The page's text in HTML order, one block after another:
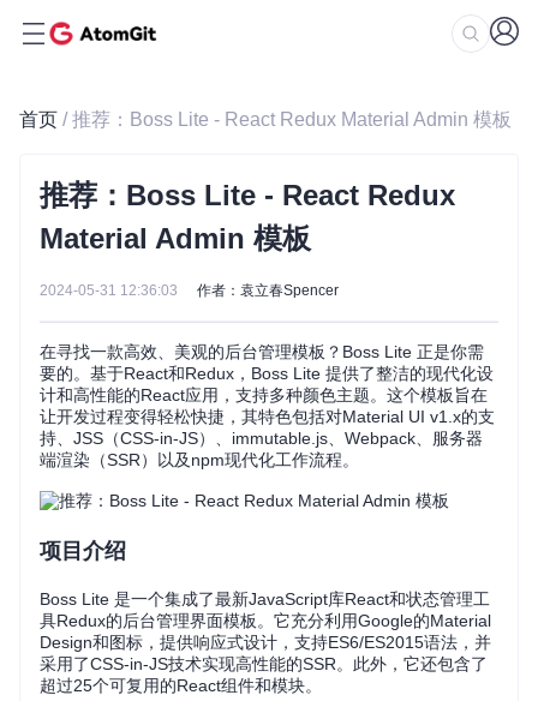
首页 / 推荐：Boss Lite - React Redux Material Admin 模板
推荐：Boss Lite - React Redux
Material Admin 模板
2024-05-31 12:36:03 作者：袁立春Spencer
在寻找一款高效、美观的后台管理模板？Boss Lite 正是你需
要的。基于React和Redux，Boss Lite 提供了整洁的现代化设
计和高性能的React应用，支持多种颜色主题。这个模板旨在
让开发过程变得轻松快捷，其特色包括对Material UI v1.x的支
持、JSS（CSS-in-JS）、immutable.js、Webpack、服务器
端渲染（SSR）以及npm现代化工作流程。
项目介绍
Boss Lite 是一个集成了最新JavaScript库React和状态管理工
具Redux的后台管理界面模板。它充分利用Google的Material
Design和图标，提供响应式设计，支持ES6/ES2015语法，并
采用了CSS-in-JS技术实现高性能的SSR。此外，它还包含了
超过25个可复用的React组件和模块。